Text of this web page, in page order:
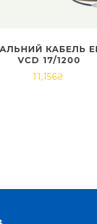
КАБЕЛЬ
VCD 17/1200
11,156₴